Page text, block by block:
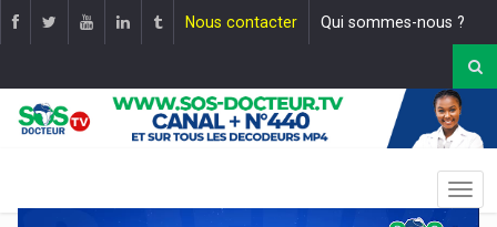
Nous contacter Qui sommes-nous ?